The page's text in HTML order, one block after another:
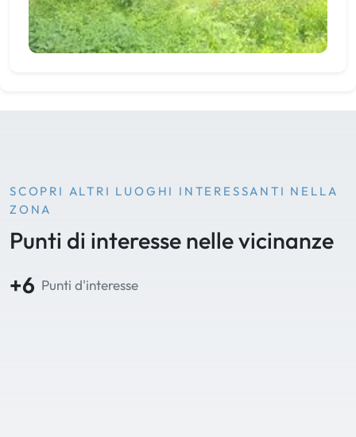
SCOPRI ALTRI LUOGHI INTERESSANTI NELLA
ZONA
Punti di interesse nelle vicinanze
+6 Punti d'interesse